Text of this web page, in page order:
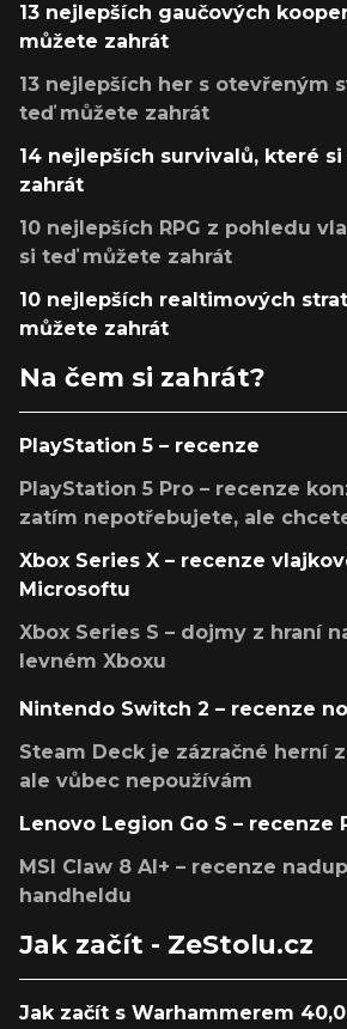
13 nejlepších gaučových
můžete zahrát
13 nejlepších her s otevřeným
teď můžete zahrát
14 nejlepších survivalů, které
zahrát
10 nejlepších RPG z pohledu
si teď můžete zahrát
10 nejlepších realtimových
můžete zahrát
Na čem si zahrát?
PlayStation 5 – recenze
PlayStation 5 Pro – recenze
zatím nepotřebujete, ale
Xbox Series X – recenze
Microsoftu
Xbox Series S – dojmy z hraní
levném Xboxu
Nintendo Switch 2 – recenze
Steam Deck je zázračné herní
ale vůbec nepoužívám
Lenovo Legion Go S – recenze
MSI Claw 8 AI+ – recenze
handheldu
Jak začít - ZeStolu.cz
Jak začít s Warhammerem